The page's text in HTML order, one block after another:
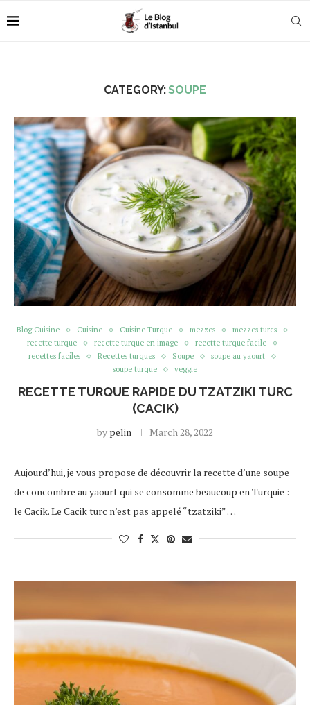
CATEGORY:SOUPE
Blog Cuisine Cuisine Cuisine Turque mezzes
mezzes turcs
recette turque
recette turque en image
recette turque facile
recettes faciles
Recettes turques Soupe
soupe au yaourt
soupe turque
veggie
RECETTE TURQUE RAPIDE DU TZATZIKI TURC
(CACIK)
by pelin March 28, 2022
Aujourd’hui, je vous propose de découvrir la recette d’une soupe
de concombre au yaourt qui se consomme beaucoup en Turquie :
le Cacik. Le Cacik turc n’est pas appelé “tzatziki” …